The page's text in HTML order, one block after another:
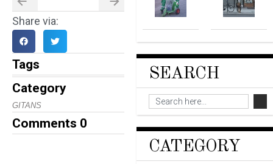
Share via:
Tags
Category
GITANS
Comments 0
SEARCH
CATEGORY